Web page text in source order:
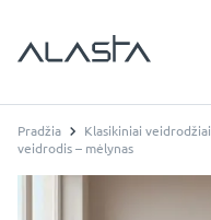
Pradžia Klasikiniai veidrodžiai
veidrodis – mėlynas